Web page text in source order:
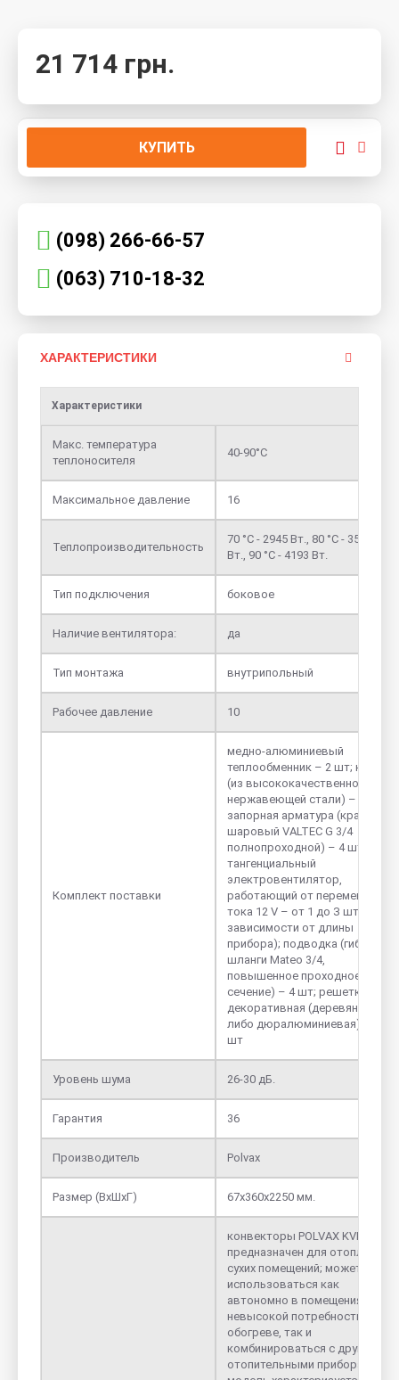
21 714 грн.
КУПИТЬ
(098) 266-66-57
(063) 710-18-32
ХАРАКТЕРИСТИКИ
Характеристики
Макс. температура
теплоносителя
40-90°С
Максимальное давление 16
Теплопроизводительность
70 °С - 2945 Вт., 80 °С - 3567
Вт., 90 °С - 4193 Вт.
Тип подключения боковое
Наличие вентилятора: да
Тип монтажа внутрипольный
Рабочее давление 10
Комплект поставки
медно-алюминиевый
теплообменник – 2 шт; короб
(из высококачественной
нержавеющей стали) – 1 шт.;
запорная арматура (кран
шаровый VALTEC G 3/4
полнопроходной) – 4 шт;
тангенциальный
электровентилятор,
работающий от переменного
тока 12 V – от 1 до З шт. (в
зависимости от длины
прибора); подводка (гибкие
шланги Mateo 3/4,
повышенное проходное
сечение) – 4 шт; решетка
декоративная (деревянная
либо дюралюминиевая) – 1
шт
Уровень шума 26-30 дБ.
Гарантия 36
Производитель Polvax
Размер (ВхШхГ) 67х360х2250 мм.
конвекторы РОLVAX KVM
предназначен для отопления
сухих помещений; может
использоваться как
автономно в помещениях с
невысокой потребностью в
обогреве, так и
комбинироваться с другими
отопительными приборами;